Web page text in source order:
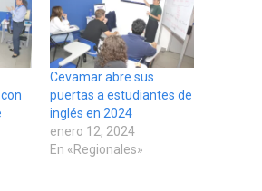
Cevamar abre sus
puertas a estudiantes de
inglés en 2024
enero 12, 2024
En «Regionales»